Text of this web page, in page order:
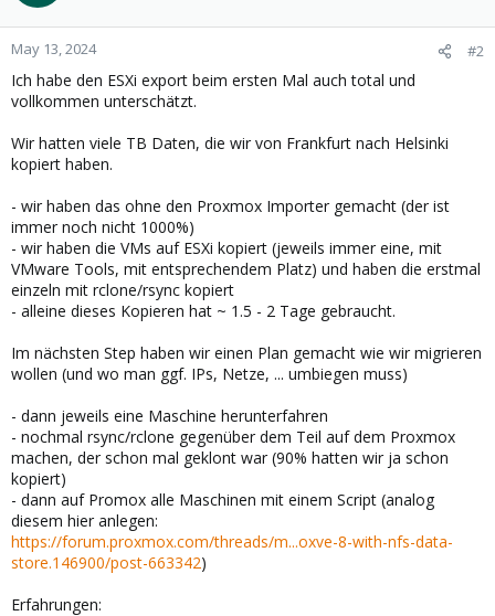
o
n
:
May 13, 2024 #2
Ich habe den ESXi export beim ersten Mal auch total und
vollkommen unterschätzt.
Wir hatten viele TB Daten, die wir von Frankfurt nach Helsinki
kopiert haben.
- wir haben das ohne den Proxmox Importer gemacht (der ist
immer noch nicht 1000%)
- wir haben die VMs auf ESXi kopiert (jeweils immer eine, mit
VMware Tools, mit entsprechendem Platz) und haben die erstmal
einzeln mit rclone/rsync kopiert
- alleine dieses Kopieren hat ~ 1.5 - 2 Tage gebraucht.
Im nächsten Step haben wir einen Plan gemacht wie wir migrieren
wollen (und wo man ggf. IPs, Netze, ... umbiegen muss)
- dann jeweils eine Maschine herunterfahren
- nochmal rsync/rclone gegenüber dem Teil auf dem Proxmox
machen, der schon mal geklont war (90% hatten wir ja schon
kopiert)
- dann auf Promox alle Maschinen mit einem Script (analog
diesem hier anlegen:
https://forum.proxmox.com/threads/m...oxve-8-with-nfs-data-
store.146900/post-663342)
Erfahrungen: